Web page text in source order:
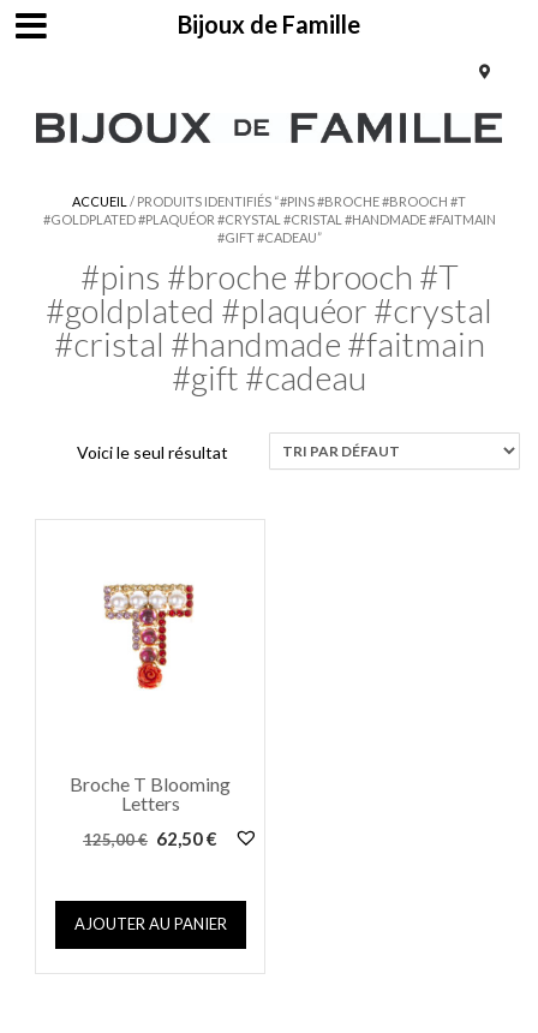
ACCUEIL / PRODUITS IDENTIFIÉS “#PINS #BROCHE #BROOCH #T
#GOLDPLATED #PLAQUÉOR #CRYSTAL #CRISTAL #HANDMADE #FAITMAIN
#GIFT #CADEAU”
#pins #broche #brooch #T
#goldplated #plaquéor #crystal
#cristal #handmade #faitmain
#gift #cadeau
Voici le seul résultat
Broche T Blooming
Letters
125,00€ Le
était :
62,50€ Le
est :
AJOUTER AU PANIER
Bijoux de Famille